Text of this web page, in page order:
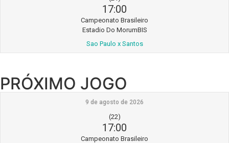
17:00
Campeonato Brasileiro
Estadio Do MorumBIS
Sao Paulo x Santos
PRÓXIMO JOGO
9 de agosto de 2026
(22)
17:00
Campeonato Brasileiro